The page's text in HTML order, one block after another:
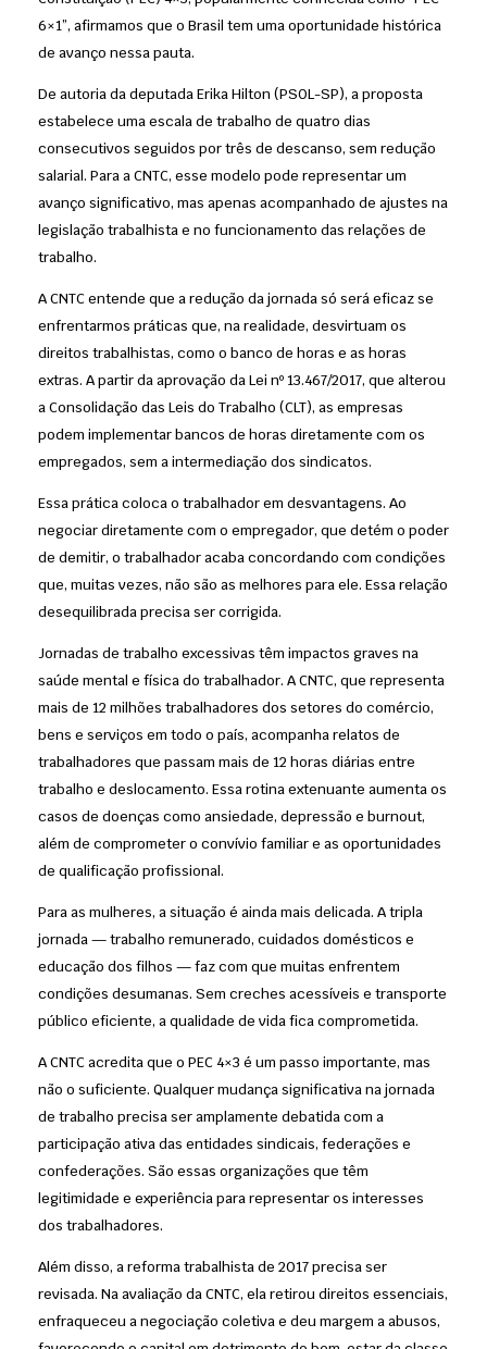
6×1”, afirmamos que o Brasil tem uma oportunidade histórica
de avanço nessa pauta.
De autoria da deputada Erika Hilton (PSOL-SP), a proposta
estabelece uma escala de trabalho de quatro dias
consecutivos seguidos por três de descanso, sem redução
salarial. Para a CNTC, esse modelo pode representar um
avanço significativo, mas apenas acompanhado de ajustes na
legislação trabalhista e no funcionamento das relações de
trabalho.
A CNTC entende que a redução da jornada só será eficaz se
enfrentarmos práticas que, na realidade, desvirtuam os
direitos trabalhistas, como o banco de horas e as horas
extras. A partir da aprovação da Lei nº 13.467/2017, que alterou
a Consolidação das Leis do Trabalho (CLT), as empresas
podem implementar bancos de horas diretamente com os
empregados, sem a intermediação dos sindicatos.
Essa prática coloca o trabalhador em desvantagens. Ao
negociar diretamente com o empregador, que detém o poder
de demitir, o trabalhador acaba concordando com condições
que, muitas vezes, não são as melhores para ele. Essa relação
desequilibrada precisa ser corrigida.
Jornadas de trabalho excessivas têm impactos graves na
saúde mental e física do trabalhador. A CNTC, que representa
mais de 12 milhões trabalhadores dos setores do comércio,
bens e serviços em todo o país, acompanha relatos de
trabalhadores que passam mais de 12 horas diárias entre
trabalho e deslocamento. Essa rotina extenuante aumenta os
casos de doenças como ansiedade, depressão e burnout,
além de comprometer o convívio familiar e as oportunidades
de qualificação profissional.
Para as mulheres, a situação é ainda mais delicada. A tripla
jornada — trabalho remunerado, cuidados domésticos e
educação dos filhos — faz com que muitas enfrentem
condições desumanas. Sem creches acessíveis e transporte
público eficiente, a qualidade de vida fica comprometida.
A CNTC acredita que o PEC 4×3 é um passo importante, mas
não o suficiente. Qualquer mudança significativa na jornada
de trabalho precisa ser amplamente debatida com a
participação ativa das entidades sindicais, federações e
confederações. São essas organizações que têm
legitimidade e experiência para representar os interesses
dos trabalhadores.
Além disso, a reforma trabalhista de 2017 precisa ser
revisada. Na avaliação da CNTC, ela retirou direitos essenciais,
enfraqueceu a negociação coletiva e deu margem a abusos,